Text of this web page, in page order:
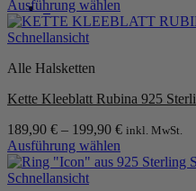
0
können
auf
der
gewählt
werden
Ausführung wählen
Dieses
Produkt
mehrere
auf.
Optionen
können
auf
der
Schnellansicht
Alle Halsketten
Kette Kleeblatt Rubina 925
189,90 € – 199,90 € inkl. MwSt.
Ausführung wählen
Dieses
Produkt
Schnellansicht